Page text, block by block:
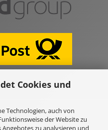
Cookies und
Technologien, auch von
der Website zu
zu analysieren und
Gambio.de © 2026